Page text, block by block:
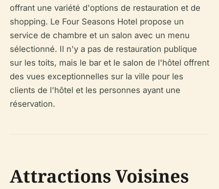
offrant une variété d'options de restauration et de
shopping. Le Four Seasons Hotel propose un
service de chambre et un salon avec un menu
sélectionné. Il n'y a pas de restauration publique
sur les toits, mais le bar et le salon de l'hôtel offrent
des vues exceptionnelles sur la ville pour les
clients de l'hôtel et les personnes ayant une
réservation.
Attractions Voisines